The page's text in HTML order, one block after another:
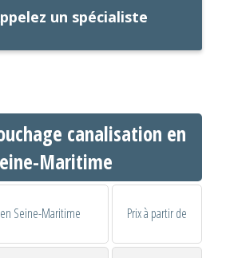
un spécialiste
canalisation en
Maritime
Seine-Maritime Prix à partir de